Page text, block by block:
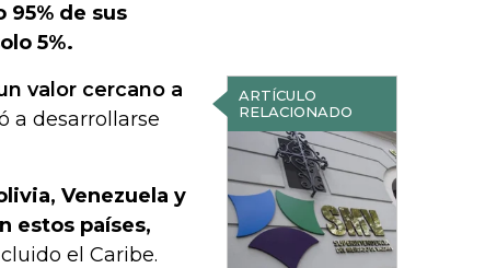
de sus
5%.
ARTÍCULO
RELACIONADO
valor cercano a
a desarrollarse
Venezuela y
estos países,
el Caribe.